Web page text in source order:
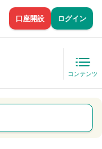
口座開設 ログイン
コンテンツ